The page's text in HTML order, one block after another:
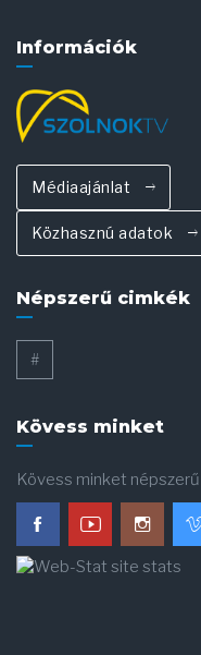
Információk
Médiaajánlat
Közhasznú adatok
Népszerű cimkék
#
Kövess minket
Kövess minket